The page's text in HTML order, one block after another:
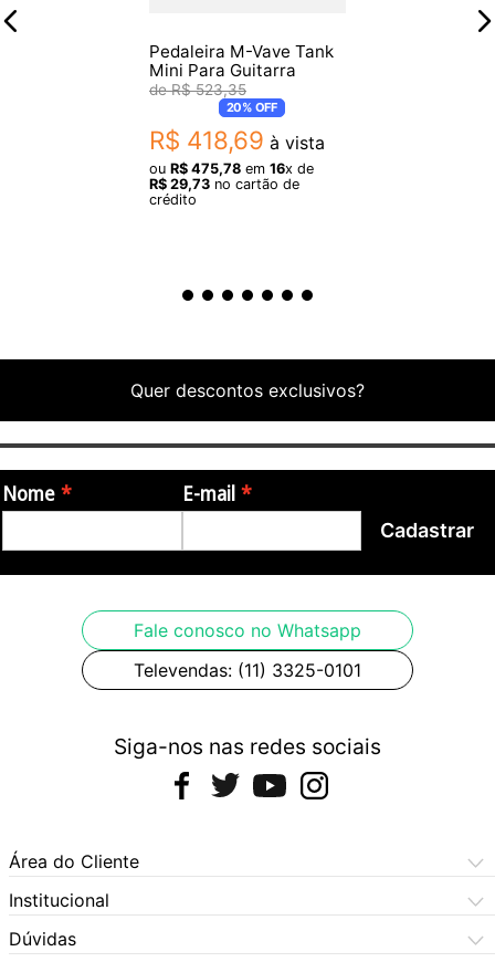
Pedaleira M-Vave Tank
Mini Para Guitarra
R$ 523,35
20%OFF
R$ 418,69 à vista
ou R$ 475,78 em 16x de
R$ 29,73 no cartão de
crédito
Quer descontos exclusivos?
Nome E-mail
Cadastrar
Fale conosco no Whatsapp
Televendas: (11) 3325-0101
Siga-nos nas redes sociais
Área do Cliente
Meus Pedidos
Meus Dados
Institucional
Central de Atendimento
Dúvidas